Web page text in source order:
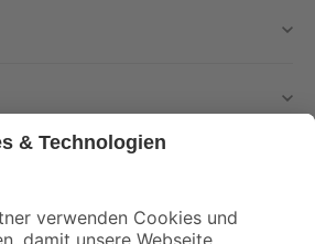
und Aktionen mehr verpassen!